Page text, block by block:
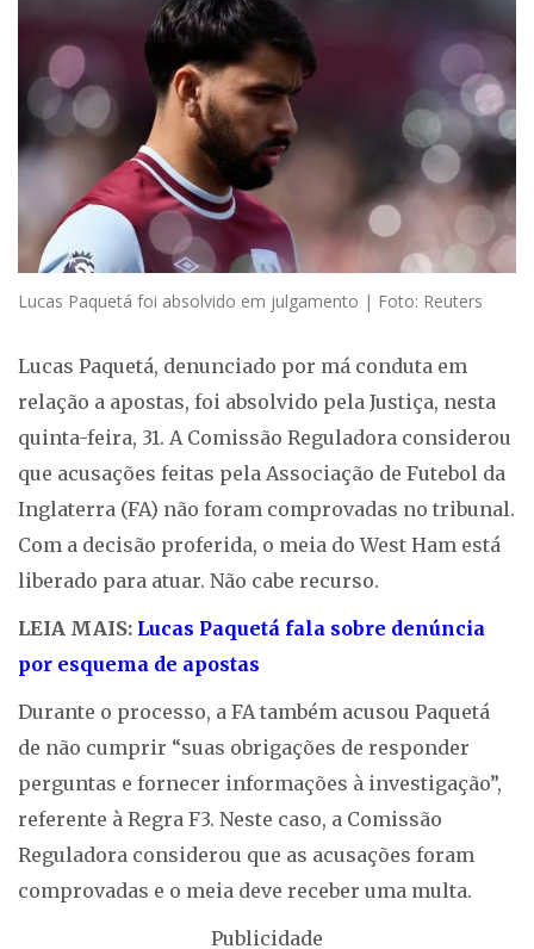
Lucas Paquetá foi absolvido em julgamento | Foto: Reuters
Lucas Paquetá, denunciado por má conduta em
relação a apostas, foi absolvido pela Justiça, nesta
quinta-feira, 31. A Comissão Reguladora considerou
que acusações feitas pela Associação de Futebol da
Inglaterra (FA) não foram comprovadas no tribunal.
Com a decisão proferida, o meia do West Ham está
liberado para atuar. Não cabe recurso.
LEIA MAIS: Lucas Paquetá fala sobre denúncia
por esquema de apostas
Durante o processo, a FA também acusou Paquetá
de não cumprir “suas obrigações de responder
perguntas e fornecer informações à investigação”,
referente à Regra F3. Neste caso, a Comissão
Reguladora considerou que as acusações foram
comprovadas e o meia deve receber uma multa.
Publicidade